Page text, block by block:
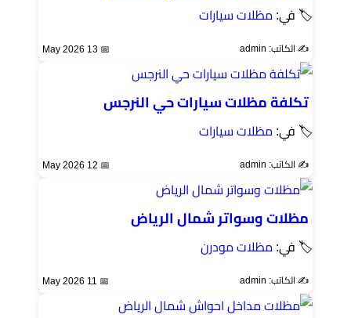
🏷 في: مظلات سيارات
✍️ الكاتب: admin 📅 13 May 2026
تكلفة مظلات سيارات حي النرجس
🏷 في: مظلات سيارات
✍️ الكاتب: admin 📅 12 May 2026
مظلات وسواتر شمال الرياض
🏷 في: مظلات مودرن
✍️ الكاتب: admin 📅 11 May 2026